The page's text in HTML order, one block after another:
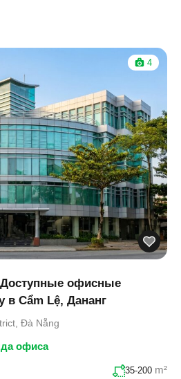
4
офисные
в Cẩm Lệ, Дананг
Đà Nẵng
офиса
35-200 m²